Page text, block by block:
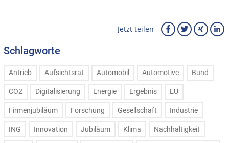
Jetzt teilen
Schlagworte
Antrieb Aufsichtsrat Automobil Automotive Bund
CO2 Digitalisierung Energie Ergebnis EU
Firmenjubiläum Forschung Gesellschaft Industrie
ING Innovation Jubiläum Klima Nachhaltigkeit